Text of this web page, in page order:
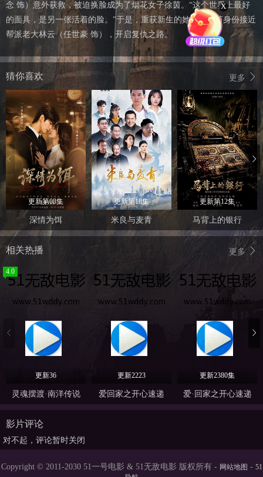
念 饰）意外获救，被迫换脸成为了烟花女子徐茵。“这个世界上最好
的面具，是另一张活着的脸。”于是，重获新生的她利用徐茵身份接近
帮派老大林云（任世豪 饰），开启复仇之路。
更多
猜你喜欢
更新第08集
深情为饵
更新第18集
米良与麦青
更新第12集
马背上的银行
更多
相关热播
4.0
更新36
灵魂摆渡·南洋传说
更新2223
爱回家之开心速递
更新2380集
爱·回家之开心速递
影片评论
对不起，评论暂时关闭
Copyright © 2011-2030 51一号电影 & 51无敌电影 版权所有 - 网站地图 - 51
X